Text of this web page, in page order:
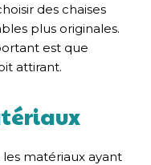
des chaises
plus originales.
est que
attirant.
matériaux ayant